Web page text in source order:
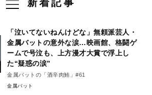
新着記事
「泣いてないねんけどな」無頼派芸人・
金属バットの意外な涙…映画館、格闘ゲ
ームで号泣も、上方漫才大賞で浮上し
た“疑惑の涙”
金属バットの「酒辛肉鮪」#61
金属バット